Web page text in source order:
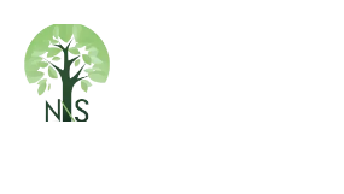
Saltar
contenido